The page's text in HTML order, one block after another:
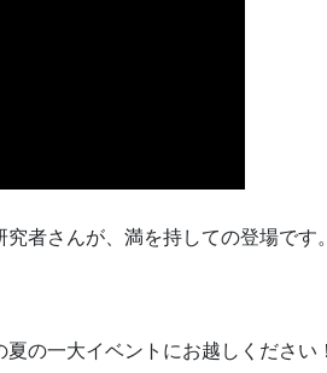
者さんが、満を持しての登場です
の一大イベントにお越しください